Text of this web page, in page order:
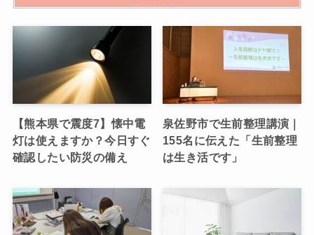
【熊本県で震度7】懐中電
灯は使えますか？今日すぐ
確認したい防災の備え
泉佐野市で生前整理講演｜
155名に伝えた「生前整理
は生き活です」